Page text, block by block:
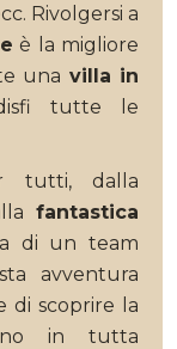
Rivolgersi a
è la migliore
una villa in
tutte le
tutti, dalla
fantastica
di un team
avventura
di scoprire la
in tutta